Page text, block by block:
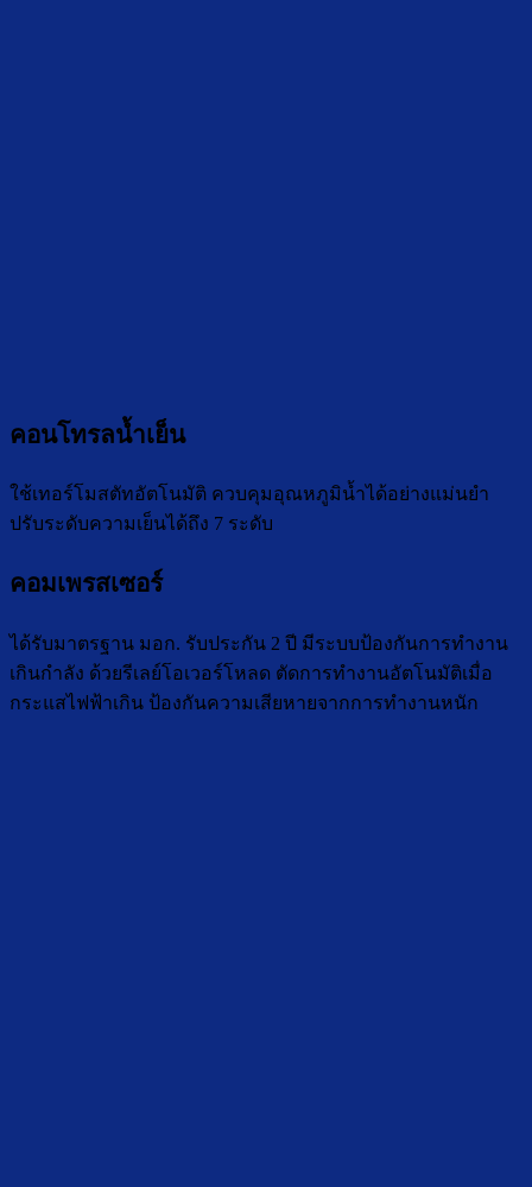
คอนโทรลน้ำเย็น
ใช้เทอร์โมสตัทอัตโนมัติ ควบคุมอุณหภูมิน้ำได้อย่างแม่นยำ
ปรับระดับความเย็นได้ถึง 7 ระดับ
คอมเพรสเซอร์
ได้รับมาตรฐาน มอก. รับประกัน 2 ปี มีระบบป้องกันการทำงาน
เกินกำลัง ด้วยรีเลย์โอเวอร์โหลด ตัดการทำงานอัตโนมัติเมื่อ
กระแสไฟฟ้าเกิน ป้องกันความเสียหายจากการทำงานหนัก